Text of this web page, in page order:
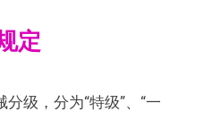
定
级，分为“特级”、“一